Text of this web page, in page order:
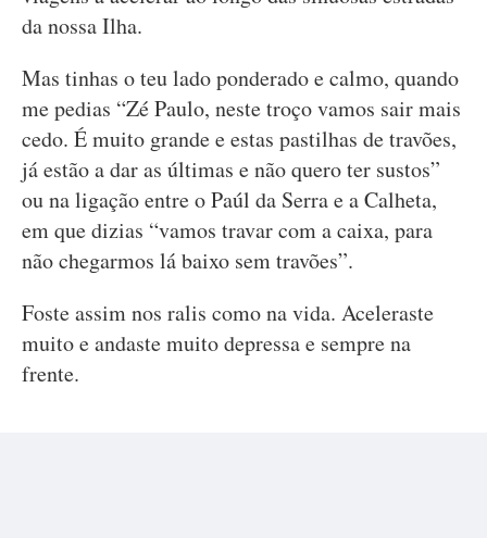
da nossa Ilha.
Mas tinhas o teu lado ponderado e calmo, quando
me pedias “Zé Paulo, neste troço vamos sair mais
cedo. É muito grande e estas pastilhas de travões,
já estão a dar as últimas e não quero ter sustos”
ou na ligação entre o Paúl da Serra e a Calheta,
em que dizias “vamos travar com a caixa, para
não chegarmos lá baixo sem travões”.
Foste assim nos ralis como na vida. Aceleraste
muito e andaste muito depressa e sempre na
frente.